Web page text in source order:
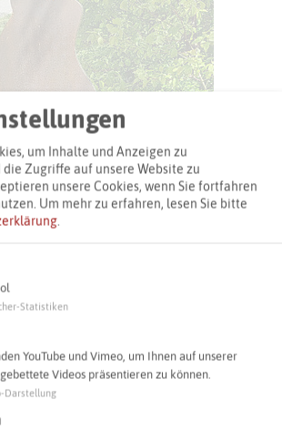
um Inhalte und Anzeigen zu
Zugriffe auf unsere Website zu
unsere Cookies, wenn Sie fortfahren
Um mehr zu erfahren, lesen Sie bitte
.
Statistiken
YouTube und Vimeo, um Ihnen auf unserer
Videos präsentieren zu können.
Darstellung